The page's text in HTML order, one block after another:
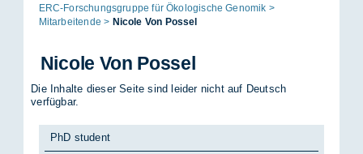
ERC-For­schungs­grup­pe für Öko­lo­gi­sche Ge­no­mik
Mit­ar­bei­ten­de
Ni­co­le Von Pos­sel
Ni­co­le Von Pos­sel
Die Inhalte dieser Seite sind leider nicht auf Deutsch
verfügbar.
PhD student